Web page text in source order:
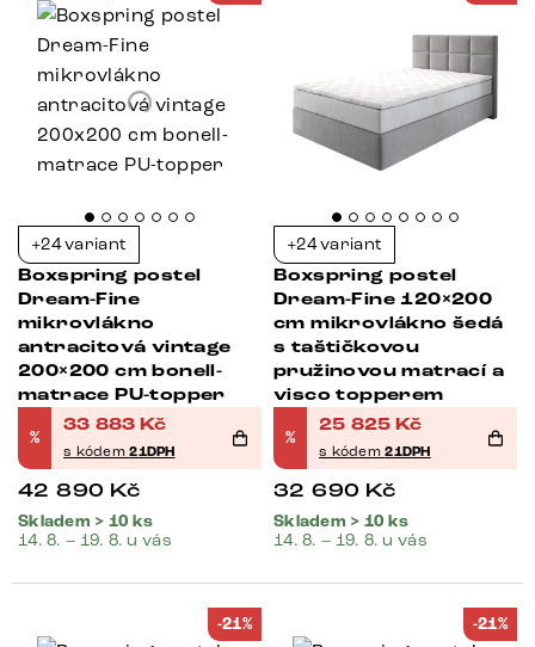
+24 variant
Boxspring postel
Dream-Fine
mikrovlákno
antracitová vintage
200×200 cm bonell-
matrace PU-topper
%
33 883 Kč
s kódem21DPH
42 890 Kč
Skladem > 10 ks
14. 8. – 19. 8. u vás
+24 variant
Boxspring postel
Dream-Fine 120×200
cm mikrovlákno šedá
s taštičkovou
pružinovou matrací a
visco topperem
%
25 825 Kč
s kódem21DPH
32 690 Kč
Skladem > 10 ks
14. 8. – 19. 8. u vás
-21% -21%